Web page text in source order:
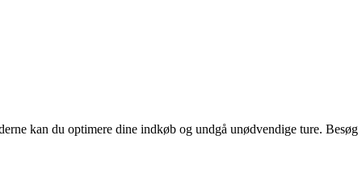
kan du optimere dine indkøb og undgå unødvendige ture. Besøg